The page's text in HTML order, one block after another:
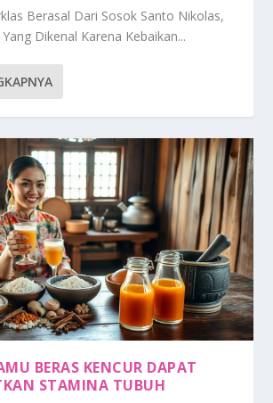
Berasal Dari Sosok Santo Nikolas,
Dikenal Karena Kebaikan...
BERAS KENCUR DAPAT
STAMINA TUBUH